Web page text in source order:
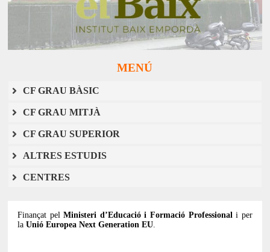
MENÚ
CF GRAU BÀSIC
CF GRAU MITJÀ
CF GRAU SUPERIOR
ALTRES ESTUDIS
CENTRES
Finançat pelMinisteri d’Educació i Formació Professional i per
laUnió Europea Next Generation EU